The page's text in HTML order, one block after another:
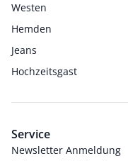
Westen
Hemden
Jeans
Hochzeitsgast
Service
Newsletter Anmeldung